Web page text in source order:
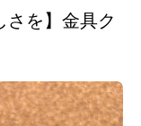
さを】金具ク